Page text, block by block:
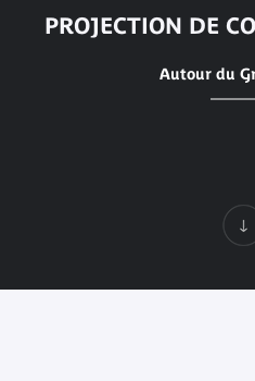
PROJECTION DE
Autour du